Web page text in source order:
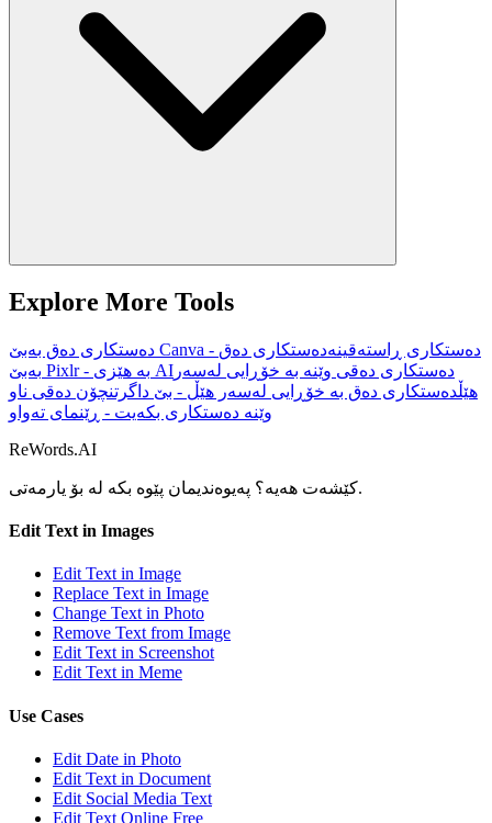
Explore More Tools
دەستکاری دەق بەبێ Canva - دەستکاری ڕاستەقینەدەستکاری دەق
بەبێ Pixlr - بە هێزی AI دەستکاری دەقی وێنە بە خۆڕایی لەسەر
هێڵدەستکاری دەق بە خۆڕایی لەسەر هێڵ - بێ داگرتنچۆن دەقی ناو
وێنە دەستکاری بکەیت - ڕێنمای تەواو
ReWords.AI
کێشەت هەیە؟ پەیوەندیمان پێوە بکە لەبۆ یارمەتی.
Edit Text in Images
Edit Text in Image
Replace Text in Image
Change Text in Photo
Remove Text from Image
Edit Text in Screenshot
Edit Text in Meme
Use Cases
Edit Date in Photo
Edit Text in Document
Edit Social Media Text
Edit Text Online Free